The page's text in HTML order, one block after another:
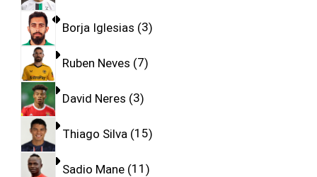
Borja Iglesias 3
Ruben Neves 7
David Neres 3
Thiago Silva 15
Sadio Mane 11